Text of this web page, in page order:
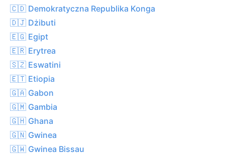
🇨🇩 Demokratyczna Republika Konga
🇩🇯 Dżibuti
🇪🇬 Egipt
🇪🇷 Erytrea
🇸🇿 Eswatini
🇪🇹 Etiopia
🇬🇦 Gabon
🇬🇲 Gambia
🇬🇭 Ghana
🇬🇳 Gwinea
🇬🇼 Gwinea Bissau